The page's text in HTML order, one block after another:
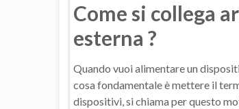
Come si collega
esterna ?
Quando vuoi alimentare un
cosa fondamentale è mettere il
dispositivi, si chiama per questo